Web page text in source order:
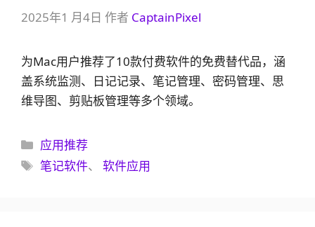
2025年1 月4日 作者 CaptainPixel
为Mac用户推荐了10款付费软件的免费替代品，涵
盖系统监测、日记记录、笔记管理、密码管理、思
维导图、剪贴板管理等多个领域。
分
类
应用推荐
标
笔记软件、软件应用